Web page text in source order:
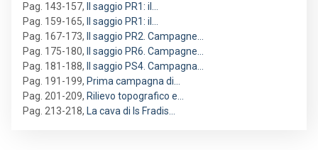
Pag. 143-157,
Il saggio PR1: il…
Pag. 159-165,
Il saggio PR1: il…
Pag. 167-173,
Il saggio PR2. Campagne…
Pag. 175-180,
Il saggio PR6. Campagne…
Pag. 181-188,
Il saggio PS4. Campagna…
Pag. 191-199, Prima campagna di…
Pag. 201-209, Rilievo topografico e…
Pag. 213-218, La cava di Is Fradis…